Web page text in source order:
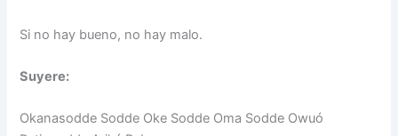
Si no hay bueno, no hay malo.
Suyere:
Okanasodde Sodde Oke Sodde Oma Sodde Owuó